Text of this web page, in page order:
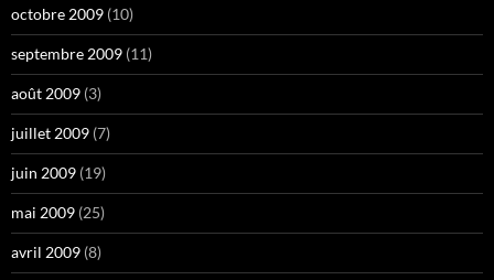
octobre 2009 (10)
septembre 2009 (11)
août 2009 (3)
juillet 2009 (7)
juin 2009 (19)
mai 2009 (25)
avril 2009 (8)